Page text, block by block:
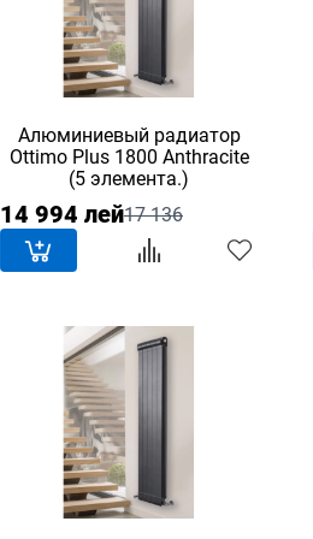
Алюминиевый радиатор
Ottimo Plus 1800 Anthracite
(5 элемента.)
14 994 лей17 136